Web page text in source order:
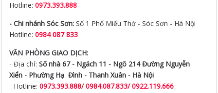
Hotline:0973.393.888
- Chi nhánh Sóc Sơn: Số 1 Phố Miếu Thờ - Sóc Sơn - Hà Nội
Hotline:0984 087 833
VĂN PHÒNG GIAO DỊCH:
- Địa chỉ:Số nhà 67 - Ngách 11 - Ngõ 214 Đường Nguyễn
Xiển - Phường Hạ Đình - Thanh Xuân - Hà Nội
- Hotline:0973.393.888/ 0984.087.833/ 0922.119.666